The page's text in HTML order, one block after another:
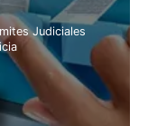
Judiciales